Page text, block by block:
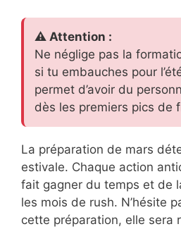
⚠️ Attention :
Ne néglige pas la
si tu embauches pour
permet d’avoir du
dès les premiers pics de
La préparation de mars
estivale. Chaque action
fait gagner du temps et de
les mois de rush. N’hésite
cette préparation, elle sera